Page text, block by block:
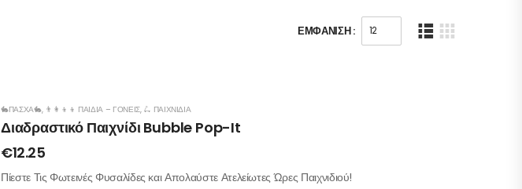
ΕΜΦΆΝΙΣΗ :
🐇ΠΑΣΧΑ🐇, 👨‍👩‍👦‍👦 ΠΑΙΔΙΆ – ΓΟΝΕΊΣ, 🛴 ΠΑΙΧΝΊΔΙΑ
Διαδραστικό Παιχνίδι Bubble Pop-It
€12.25
Πίεστε Τις Φωτεινές Φυσαλίδες και Απολαύστε Ατελείωτες Ώρες Παιχνιδιού!